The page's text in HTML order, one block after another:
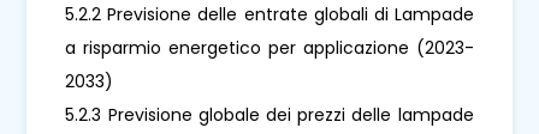
5.2.2 Previsione delle entrate globali di Lampade
a risparmio energetico per applicazione (2023-
2033)
5.2.3 Previsione globale dei prezzi delle lampade